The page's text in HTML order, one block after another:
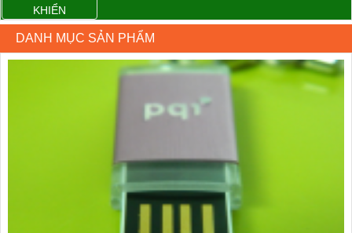
KHIỂN
DANH MỤC SẢN PHẨM